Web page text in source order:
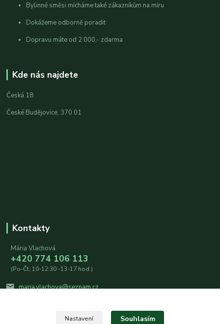
Bylinné směsi mícháme také zákazníkům na míru
Dokážeme odborně poradit
Dopravu máte od 2 000,- zdarma
Kde nás najdete
Česká 18
České Budějovice, 370 01
Kontakty
Mária Vlachová
+420 774 106 113
(Po-Čt, 10-12:30 -13-17 hod.)
maria.vlachova@seznam.cz
Nastavení Souhlasím